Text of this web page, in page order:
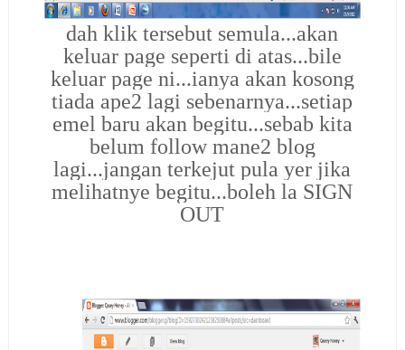
dah klik tersebut semula...akan
keluar page seperti di atas...bile
keluar page ni...ianya akan kosong
tiada ape2 lagi sebenarnya...setiap
emel baru akan begitu...sebab kita
belum follow mane2 blog
lagi...jangan terkejut pula yer jika
melihatnye begitu...boleh la SIGN
OUT